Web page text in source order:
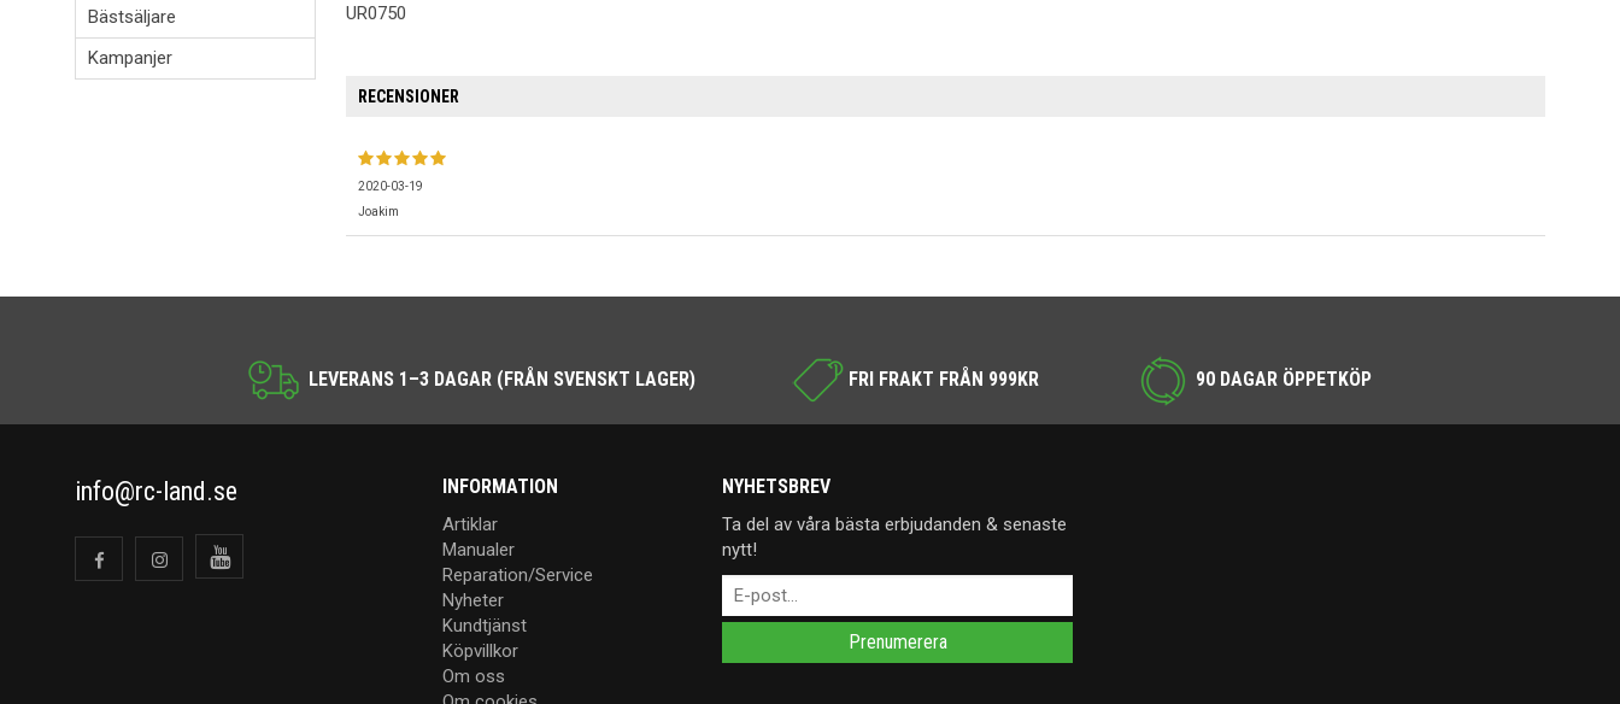
Bästsäljare
Kampanjer
UR0750
RECENSIONER
2020-03-19
Joakim
LEVERANS 1–3 DAGAR (FRÅN SVENSKT LAGER) FRI FRAKT FRÅN 999KR 90 DAGAR ÖPPETKÖP
info@rc-land.se INFORMATION
Artiklar
Manualer
Reparation/Service
Nyheter
Kundtjänst
Köpvillkor
Om oss
NYHETSBREV
Ta del av våra bästa erbjudanden & senaste
nytt!
Prenumerera